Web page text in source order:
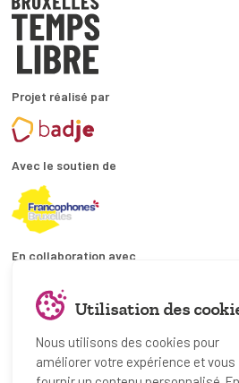
Projet réalisé par
Avec le soutien de
En collaboration avec
et les coordinations
© Bruxelles Temps Libre 2019-2026
Utilisation des
Nous utilisons des cookies pour
améliorer votre expérience et vous